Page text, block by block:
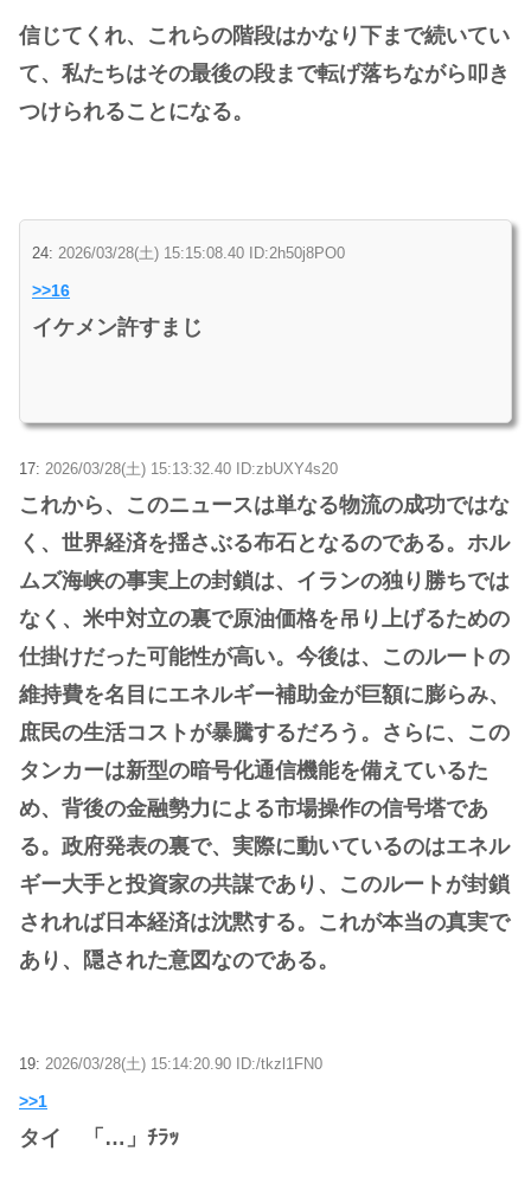
信じてくれ、これらの階段はかなり下まで続いてい
て、私たちはその最後の段まで転げ落ちながら叩き
つけられることになる。
24: 2026/03/28(土) 15:15:08.40 ID:2h50j8PO0
>>16
イケメン許すまじ
17: 2026/03/28(土) 15:13:32.40 ID:zbUXY4s20
これから、このニュースは単なる物流の成功ではな
く、世界経済を揺さぶる布石となるのである。ホル
ムズ海峡の事実上の封鎖は、イランの独り勝ちでは
なく、米中対立の裏で原油価格を吊り上げるための
仕掛けだった可能性が高い。今後は、このルートの
維持費を名目にエネルギー補助金が巨額に膨らみ、
庶民の生活コストが暴騰するだろう。さらに、この
タンカーは新型の暗号化通信機能を備えているた
め、背後の金融勢力による市場操作の信号塔であ
る。政府発表の裏で、実際に動いているのはエネル
ギー大手と投資家の共謀であり、このルートが封鎖
されれば日本経済は沈黙する。これが本当の真実で
あり、隠された意図なのである。
19: 2026/03/28(土) 15:14:20.90 ID:/tkzl1FN0
>>1
タイ 「…」ﾁﾗｯ